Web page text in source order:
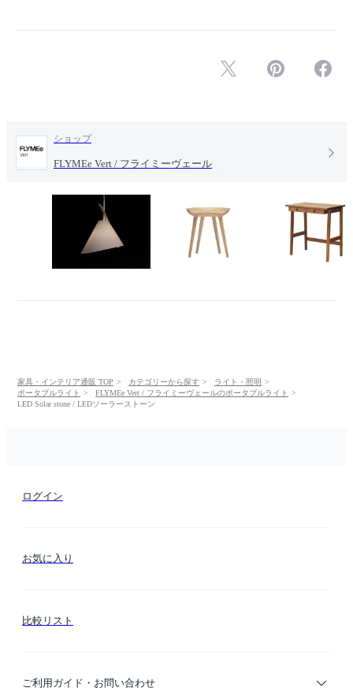
ショップ
FLYMEe Vert / フライミーヴェール
家具・インテリア通販 TOP カテゴリーから探す
ライト・照明
ポータブルライト
FLYMEe Vert / フライミーヴェールのポータブルライト
LED Solar stone / LEDソーラーストーン
ログイン
お気に入り
比較リスト
ご利用ガイド・お問い合わせ